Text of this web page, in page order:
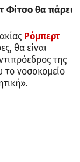
Φίτσο θα πάρει
Ρόμπερτ
θα είναι
της
το νοσοκομείο